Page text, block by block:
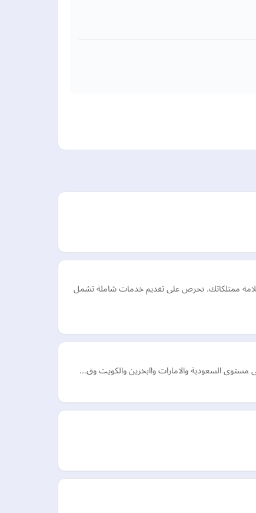
ممتلكاتك. نحرص على تقديم خدمات شاملة تشمل
مستوى السعودية والامارات واابخرين والكويت وق…